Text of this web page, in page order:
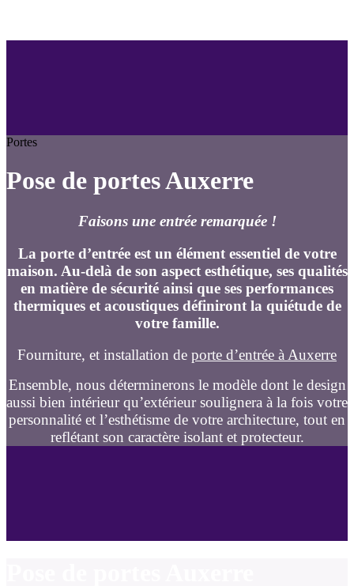
Portes
Pose de portes Auxerre
Faisons une entrée remarquée !
La porte d’entrée est un élément essentiel de votre
maison. Au-delà de son aspect esthétique, ses qualités
en matière de sécurité ainsi que ses performances
thermiques et acoustiques définiront la quiétude de
votre famille.
Fourniture, et installation de porte d’entrée à Auxerre
Ensemble, nous déterminerons le modèle dont le design
aussi bien intérieur qu’extérieur soulignera à la fois votre
personnalité et l’esthétisme de votre architecture, tout en
reflétant son caractère isolant et protecteur.